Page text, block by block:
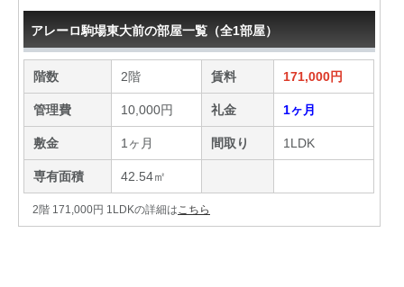
アレーロ駒場東大前の部屋一覧（全1部屋）
階数 2階 賃料 171,000円
管理費 10,000円 礼金 1ヶ月
敷金 1ヶ月 間取り 1LDK
専有面積 42.54㎡
2階 171,000円 1LDKの詳細は こちら